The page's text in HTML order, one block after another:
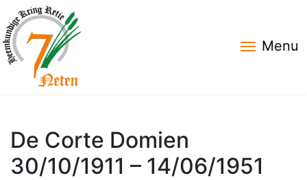
Menu
De Corte Domien
30/10/1911 – 14/06/1951